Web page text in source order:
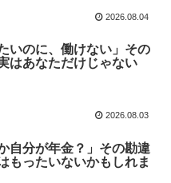
2026.08.04
いのに、働けない」その
はあなただけじゃない
2026.08.03
自分が年金？」その勘違
もったいないかもしれま